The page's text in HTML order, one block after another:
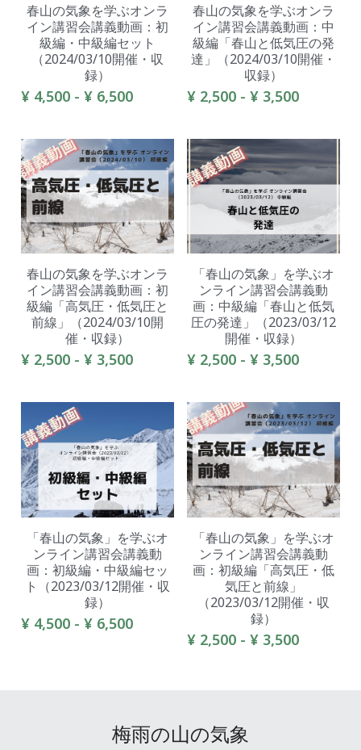
春山の気象を学ぶオンラ
イン講習会講義動画：初
級編・中級編セット
（2024/03/10開催・収
録）
¥ 4,500 - ¥ 6,500
春山の気象を学ぶオンラ
イン講習会講義動画：中
級編「春山と低気圧の発
達」（2024/03/10開催・
収録）
¥ 2,500 - ¥ 3,500
春山の気象を学ぶオンラ
イン講習会講義動画：初
級編「高気圧・低気圧と
前線」（2024/03/10開
催・収録）
¥ 2,500 - ¥ 3,500
「春山の気象」を学ぶオ
ンライン講習会講義動
画：中級編「春山と低気
圧の発達」（2023/03/12
開催・収録）
¥ 2,500 - ¥ 3,500
「春山の気象」を学ぶオ
ンライン講習会講義動
画：初級編・中級編セッ
ト（2023/03/12開催・収
録）
¥ 4,500 - ¥ 6,500
「春山の気象」を学ぶオ
ンライン講習会講義動
画：初級編「高気圧・低
気圧と前線」
（2023/03/12開催・収
録）
¥ 2,500 - ¥ 3,500
梅雨の山の気象